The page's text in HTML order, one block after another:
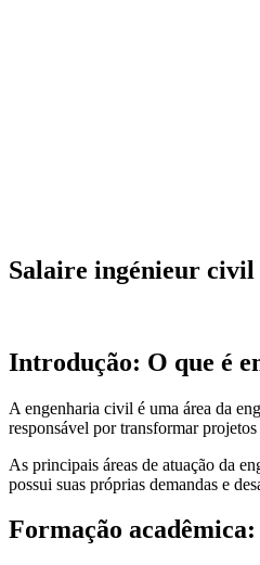
Salaire ingénieur
Introdução: O que é
A engenharia civil é uma área da
responsável por transformar
As principais áreas de atuação da
possui suas próprias demandas e
Formação